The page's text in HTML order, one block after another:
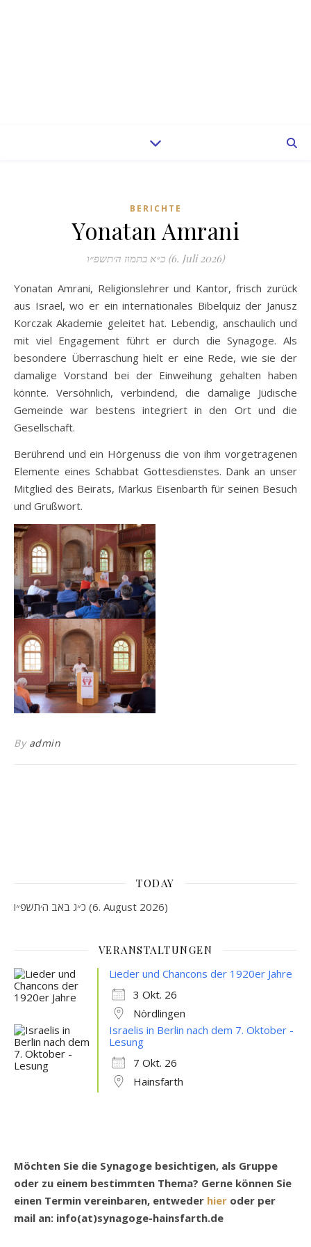
BERICHTE
Yonatan Amrani
כ״א בתמוז ה׳תשפ״ו (6. Juli 2026)
Yonatan Amrani, Religionslehrer und Kantor, frisch zurück
aus Israel, wo er ein internationales Bibelquiz der Janusz
Korczak Akademie geleitet hat. Lebendig, anschaulich und
mit viel Engagement führt er durch die Synagoge. Als
besondere Überraschung hielt er eine Rede, wie sie der
damalige Vorstand bei der Einweihung gehalten haben
könnte. Versöhnlich, verbindend, die damalige Jüdische
Gemeinde war bestens integriert in den Ort und die
Gesellschaft.
Berührend und ein Hörgenuss die von ihm vorgetragenen
Elemente eines Schabbat Gottesdienstes. Dank an unser
Mitglied des Beirats, Markus Eisenbarth für seinen Besuch
und Grußwort.
By admin
TODAY
כ״ג באב ה׳תשפ״ו (6. August 2026)
VERANSTALTUNGEN
Lieder und Chancons der 1920er Jahre
3 Okt. 26
Nördlingen
Israelis in Berlin nach dem 7. Oktober -
Lesung
7 Okt. 26
Hainsfarth
Möchten Sie die Synagoge besichtigen, als Gruppe
oder zu einem bestimmten Thema? Gerne können Sie
einen Termin vereinbaren, entweder hier oder per
mail an: info(at)synagoge-hainsfarth.de